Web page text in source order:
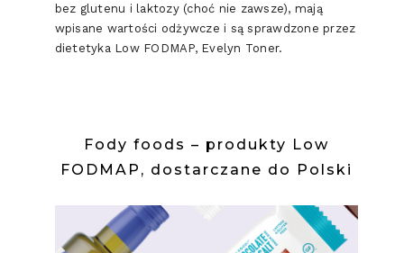
bez glutenu i laktozy (choć nie zawsze), mają
wpisane wartości odżywcze i są sprawdzone przez
dietetyka Low FODMAP, Evelyn Toner.
Fody foods – produkty Low
FODMAP, dostarczane do Polski